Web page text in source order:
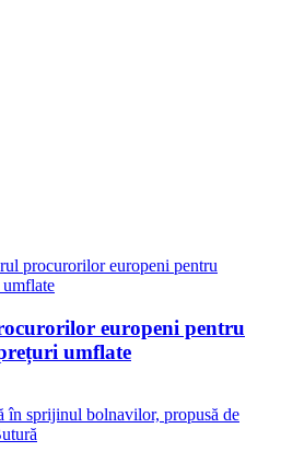
europeni pentru
umflate